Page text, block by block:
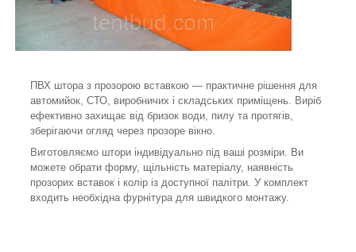
ПВХ штора з прозорою вставкою — практичне рішення для
автомийок, СТО, виробничих і складських приміщень. Виріб
ефективно захищає від бризок води, пилу та протягів,
зберігаючи огляд через прозоре вікно.
Виготовляємо штори індивідуально під ваші розміри. Ви
можете обрати форму, щільність матеріалу, наявність
прозорих вставок і колір із доступної палітри. У комплект
входить необхідна фурнітура для швидкого монтажу.